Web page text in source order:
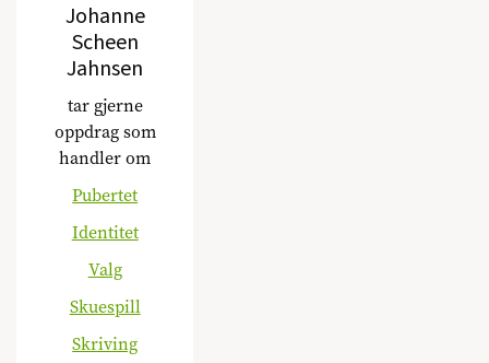
Johanne
Scheen
Jahnsen
tar gjerne
oppdrag som
handler om
Pubertet
Identitet
Valg
Skuespill
Skriving